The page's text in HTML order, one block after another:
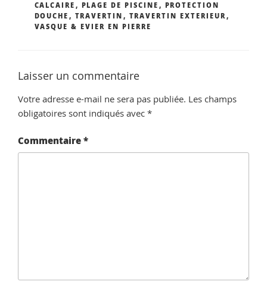
CALCAIRE , PLAGE DE PISCINE , PROTECTION
DOUCHE , TRAVERTIN , TRAVERTIN EXTERIEUR,
VASQUE & EVIER EN PIERRE
Laisser un commentaire
Votre adresse e-mail ne sera pas publiée. Les champs
obligatoires sont indiqués avec *
Commentaire*